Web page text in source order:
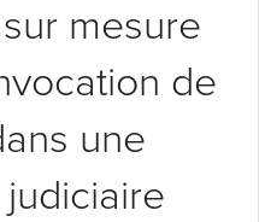
mesure
de
une